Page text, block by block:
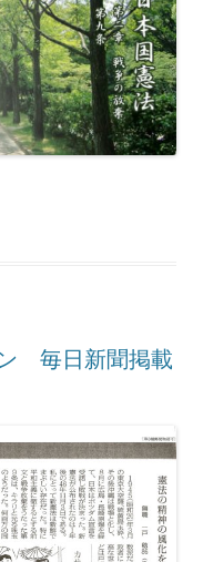
毎日新聞掲載